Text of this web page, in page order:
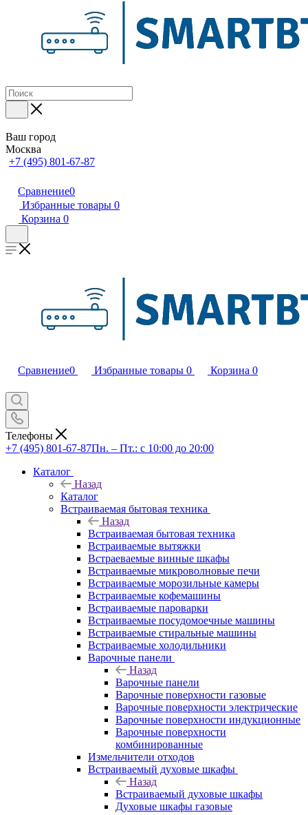
Ваш город
Москва
+7 (495) 801-67-87
Сравнение0
Избранные товары 0
Корзина 0
Сравнение0 Избранные товары 0 Корзина 0
Телефоны
+7 (495) 801-67-87Пн. – Пт.: с 10:00 до 20:00
Каталог
Назад
Каталог
Встраиваемая бытовая техника
Назад
Встраиваемая бытовая техника
Встраиваемые вытяжки
Встраеваемые винные шкафы
Встраиваемые микроволновые печи
Встраиваемые морозильные камеры
Встраиваемые кофемашины
Встраиваемые пароварки
Встраиваемые посудомоечные машины
Встраиваемые стиральные машины
Встраиваемые холодильники
Варочные панели
Назад
Варочные панели
Варочные поверхности газовые
Варочные поверхности электрические
Варочные поверхности индукционные
Варочные поверхности
комбинированные
Измельчители отходов
Встраиваемый духовые шкафы
Назад
Встраиваемый духовые шкафы
Духовые шкафы газовые